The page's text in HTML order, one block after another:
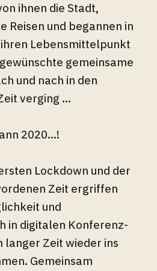
ihnen die Stadt,
Reisen und begannen in
Lebensmittelpunkt
gemeinsame
und nach in den
verging ...
2020...!
Lockdown und der
Zeit ergriffen
und
in digitalen Konferenz-
langer Zeit wieder ins
Gemeinsam